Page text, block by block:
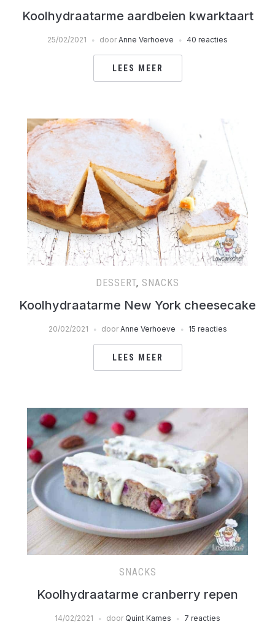
Koolhydraatarme aardbeien kwarktaart
25/02/2021 door Anne Verhoeve 40 reacties
LEES MEER
DESSERT, SNACKS
Koolhydraatarme New York cheesecake
20/02/2021 door Anne Verhoeve 15 reacties
LEES MEER
SNACKS
Koolhydraatarme cranberry repen
14/02/2021 door Quint Kames 7 reacties